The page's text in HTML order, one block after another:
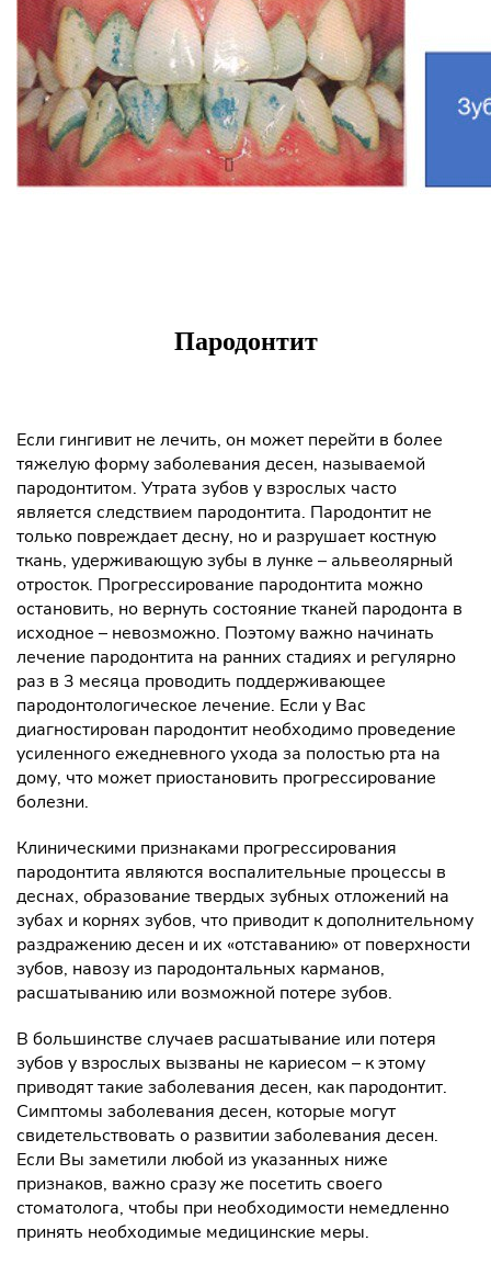
Пародонтит
Если гингивит не лечить, он может перейти в более
тяжелую форму заболевания десен, называемой
пародонтитом. Утрата зубов у взрослых часто
является следствием пародонтита. Пародонтит не
только повреждает десну, но и разрушает костную
ткань, удерживающую зубы в лунке – альвеолярный
отросток. Прогрессирование пародонтита можно
остановить, но вернуть состояние тканей пародонта в
исходное – невозможно. Поэтому важно начинать
лечение пародонтита на ранних стадиях и регулярно
раз в 3 месяца проводить поддерживающее
пародонтологическое лечение. Если у Вас
диагностирован пародонтит необходимо проведение
усиленного ежедневного ухода за полостью рта на
дому, что может приостановить прогрессирование
болезни.
Клиническими признаками прогрессирования
пародонтита являются воспалительные процессы в
деснах, образование твердых зубных отложений на
зубах и корнях зубов, что приводит к дополнительному
раздражению десен и их «отставанию» от поверхности
зубов, навозу из пародонтальных карманов,
расшатыванию или возможной потере зубов.
В большинстве случаев расшатывание или потеря
зубов у взрослых вызваны не кариесом – к этому
приводят такие заболевания десен, как пародонтит.
Симптомы заболевания десен, которые могут
свидетельствовать о развитии заболевания десен.
Если Вы заметили любой из указанных ниже
признаков, важно сразу же посетить своего
стоматолога, чтобы при необходимости немедленно
принять необходимые медицинские меры.